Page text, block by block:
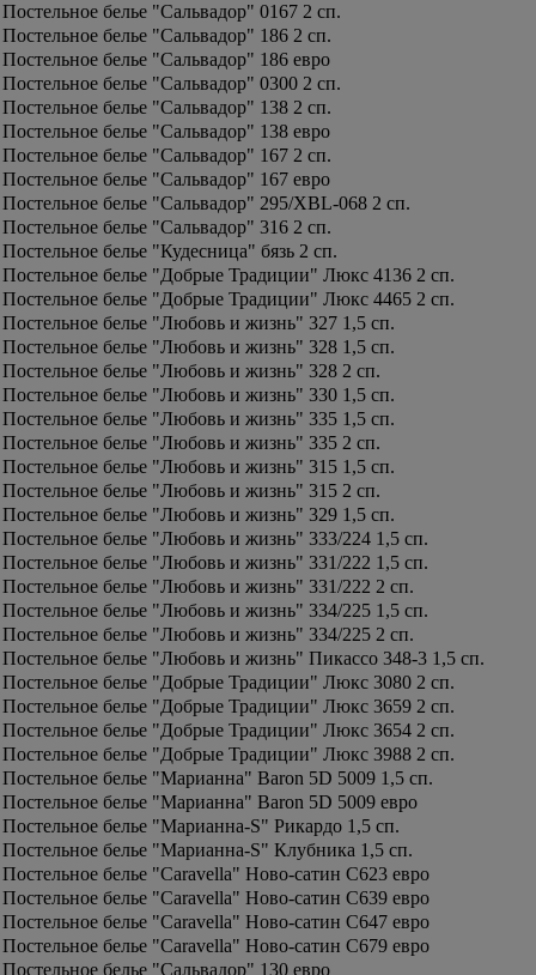
Постельное белье "Сальвадор" 0167 2 сп.
Постельное белье "Сальвадор" 186 2 сп.
Постельное белье "Сальвадор" 186 евро
Постельное белье "Сальвадор" 0300 2 сп.
Постельное белье "Сальвадор" 138 2 сп.
Постельное белье "Сальвадор" 138 евро
Постельное белье "Сальвадор" 167 2 сп.
Постельное белье "Сальвадор" 167 евро
Постельное белье "Сальвадор" 295/XBL-068 2 сп.
Постельное белье "Сальвадор" 316 2 сп.
Постельное белье "Кудесница" бязь 2 сп.
Постельное белье "Добрые Традиции" Люкс 4136 2 сп.
Постельное белье "Добрые Традиции" Люкс 4465 2 сп.
Постельное белье "Любовь и жизнь" 327 1,5 сп.
Постельное белье "Любовь и жизнь" 328 1,5 сп.
Постельное белье "Любовь и жизнь" 328 2 сп.
Постельное белье "Любовь и жизнь" 330 1,5 сп.
Постельное белье "Любовь и жизнь" 335 1,5 сп.
Постельное белье "Любовь и жизнь" 335 2 сп.
Постельное белье "Любовь и жизнь" 315 1,5 сп.
Постельное белье "Любовь и жизнь" 315 2 сп.
Постельное белье "Любовь и жизнь" 329 1,5 сп.
Постельное белье "Любовь и жизнь" 333/224 1,5 сп.
Постельное белье "Любовь и жизнь" 331/222 1,5 сп.
Постельное белье "Любовь и жизнь" 331/222 2 сп.
Постельное белье "Любовь и жизнь" 334/225 1,5 сп.
Постельное белье "Любовь и жизнь" 334/225 2 сп.
Постельное белье "Любовь и жизнь" Пикассо 348-3 1,5 сп.
Постельное белье "Добрые Традиции" Люкс 3080 2 сп.
Постельное белье "Добрые Традиции" Люкс 3659 2 сп.
Постельное белье "Добрые Традиции" Люкс 3654 2 сп.
Постельное белье "Добрые Традиции" Люкс 3988 2 сп.
Постельное белье "Марианна" Baron 5D 5009 1,5 сп.
Постельное белье "Марианна" Baron 5D 5009 евро
Постельное белье "Марианна-S" Рикардо 1,5 сп.
Постельное белье "Марианна-S" Клубника 1,5 сп.
Постельное белье "Caravella" Ново-сатин C623 евро
Постельное белье "Caravella" Ново-сатин C639 евро
Постельное белье "Caravella" Ново-сатин C647 евро
Постельное белье "Caravella" Ново-сатин C679 евро
Постельное белье "Сальвадор" 130 евро